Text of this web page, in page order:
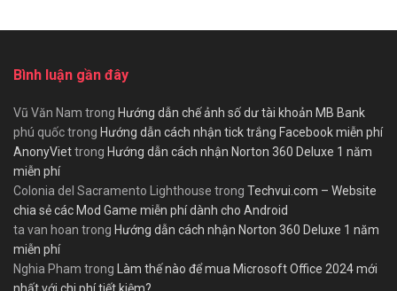
Bình luận gần đây
Vũ Văn Nam trong Hướng dẫn chế ảnh số dư tài khoản MB Bank
phú quốctrong Hướng dẫn cách nhận tick trắng Facebook miễn phí
AnonyViettrong Hướng dẫn cách nhận Norton 360 Deluxe 1 năm
miễn phí
Colonia del Sacramento Lighthouse trong Techvui.com – Website
chia sẻ các Mod Game miễn phí dành cho Android
ta van hoan trong Hướng dẫn cách nhận Norton 360 Deluxe 1 năm
miễn phí
Nghia Pham trong Làm thế nào để mua Microsoft Office 2024 mới
nhất với chi phí tiết kiệm?